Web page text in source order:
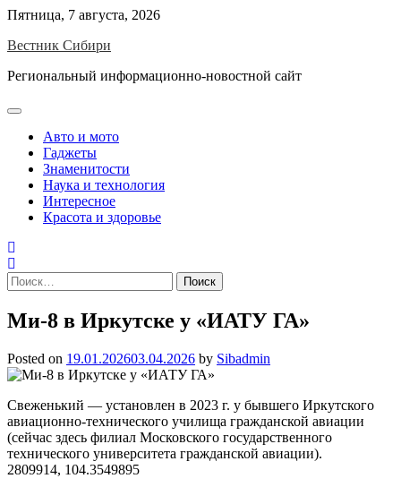
Skip
content
Пятница, 7 августа, 2026
Вестник Сибири
Региональный информационно-новостной сайт
Авто и мото
Гаджеты
Знаменитости
Наука и технология
Интересное
Красота и здоровье
Найти:
Ми-8 в Иркутске у «ИАТУ ГА»
Posted on 19.01.202603.04.2026 by Sibadmin
Свеженький — установлен в 2023 г. у бывшего Иркутского
авиационно-технического училища гражданской авиации
(сейчас здесь филиал Московского государственного
технического университета гражданской авиации).
2809914, 104.3549895